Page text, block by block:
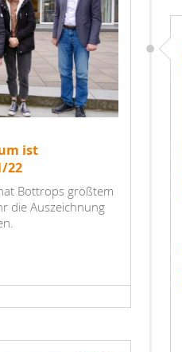
ist
22
Bottrops größtem
die Auszeichnung